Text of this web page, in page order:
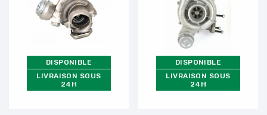
DISPONIBLE
LIVRAISON SOUS
24H
DISPONIBLE
LIVRAISON SOUS
24H